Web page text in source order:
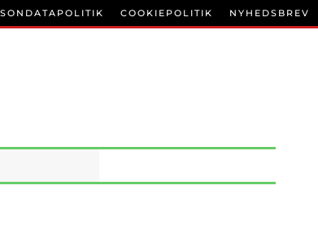
COOKIEPOLITIK NYHEDSBREV